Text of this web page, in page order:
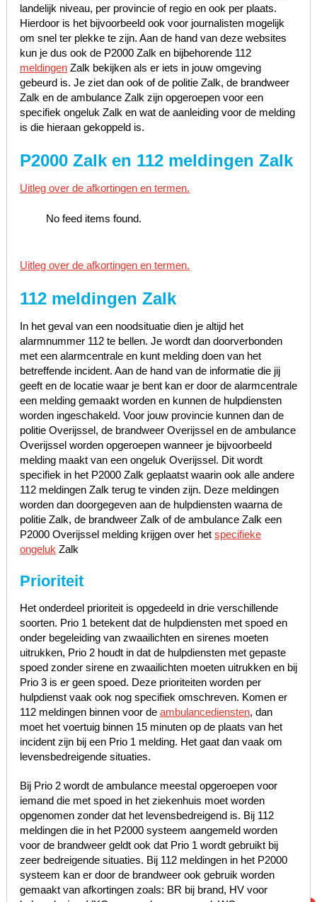
landelijk niveau, per provincie of regio en ook per plaats.
Hierdoor is het bijvoorbeeld ook voor journalisten mogelijk
om snel ter plekke te zijn. Aan de hand van deze websites
kun je dus ook de P2000 Zalk en bijbehorende 112
meldingenZalk bekijken als er iets in jouw omgeving
gebeurd is. Je ziet dan ook of de politie Zalk, de brandweer
Zalk en de ambulance Zalk zijn opgeroepen voor een
specifiek ongeluk Zalk en wat de aanleiding voor de melding
is die hieraan gekoppeld is.
P2000 Zalk en 112 meldingen Zalk
Uitleg over de afkortingen en termen.
No feed items found.
Uitleg over de afkortingen en termen.
112 meldingen Zalk
In het geval van een noodsituatie dien je altijd het
alarmnummer 112 te bellen. Je wordt dan doorverbonden
met een alarmcentrale en kunt melding doen van het
betreffende incident. Aan de hand van de informatie die jij
geeft en de locatie waar je bent kan er door de alarmcentrale
een melding gemaakt worden en kunnen de hulpdiensten
worden ingeschakeld. Voor jouw provincie kunnen dan de
politie Overijssel, de brandweer Overijssel en de ambulance
Overijssel worden opgeroepen wanneer je bijvoorbeeld
melding maakt van een ongeluk Overijssel. Dit wordt
specifiek in het P2000 Zalk geplaatst waarin ook alle andere
112 meldingen Zalk terug te vinden zijn. Deze meldingen
worden dan doorgegeven aan de hulpdiensten waarna de
politie Zalk, de brandweer Zalk of de ambulance Zalk een
P2000 Overijssel melding krijgen over het specifieke
ongeluk Zalk
Prioriteit
Het onderdeel prioriteit is opgedeeld in drie verschillende
soorten. Prio 1 betekent dat de hulpdiensten met spoed en
onder begeleiding van zwaailichten en sirenes moeten
uitrukken, Prio 2 houdt in dat de hulpdiensten met gepaste
spoed zonder sirene en zwaailichten moeten uitrukken en bij
Prio 3 is er geen spoed. Deze prioriteiten worden per
hulpdienst vaak ook nog specifiek omschreven. Komen er
112 meldingen binnen voor de ambulancediensten, dan
moet het voertuig binnen 15 minuten op de plaats van het
incident zijn bij een Prio 1 melding. Het gaat dan vaak om
levensbedreigende situaties.
Bij Prio 2 wordt de ambulance meestal opgeroepen voor
iemand die met spoed in het ziekenhuis moet worden
opgenomen zonder dat het levensbedreigend is. Bij 112
meldingen die in het P2000 systeem aangemeld worden
voor de brandweer geldt ook dat Prio 1 wordt gebruikt bij
zeer bedreigende situaties. Bij 112 meldingen in het P2000
systeem kan er door de brandweer ook gebruik worden
gemaakt van afkortingen zoals: BR bij brand, HV voor